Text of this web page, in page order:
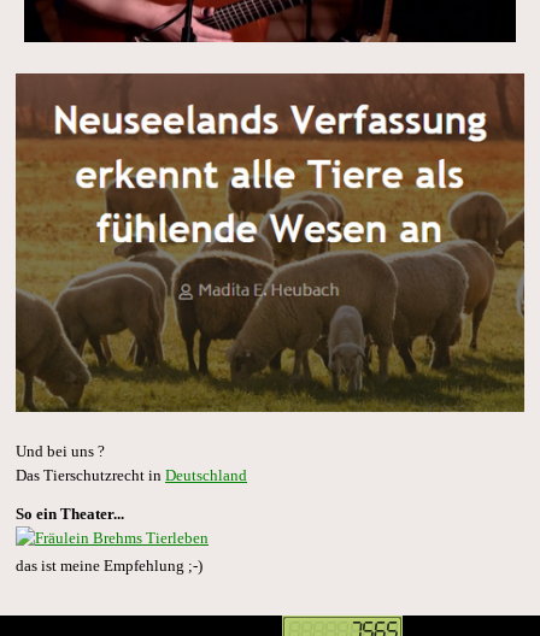
Und bei uns ?
Das Tierschutzrecht in Deutschland
So ein Theater...
das ist meine Empfehlung ;-)